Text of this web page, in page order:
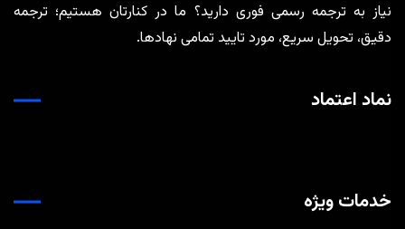
نیاز به ترجمه رسمی فوری دارید؟ ما در کنارتان هستیم؛ ترجمه
دقیق، تحویل سریع، مورد تایید تمامی نهادها.
نماد اعتماد
خدمات ویژه